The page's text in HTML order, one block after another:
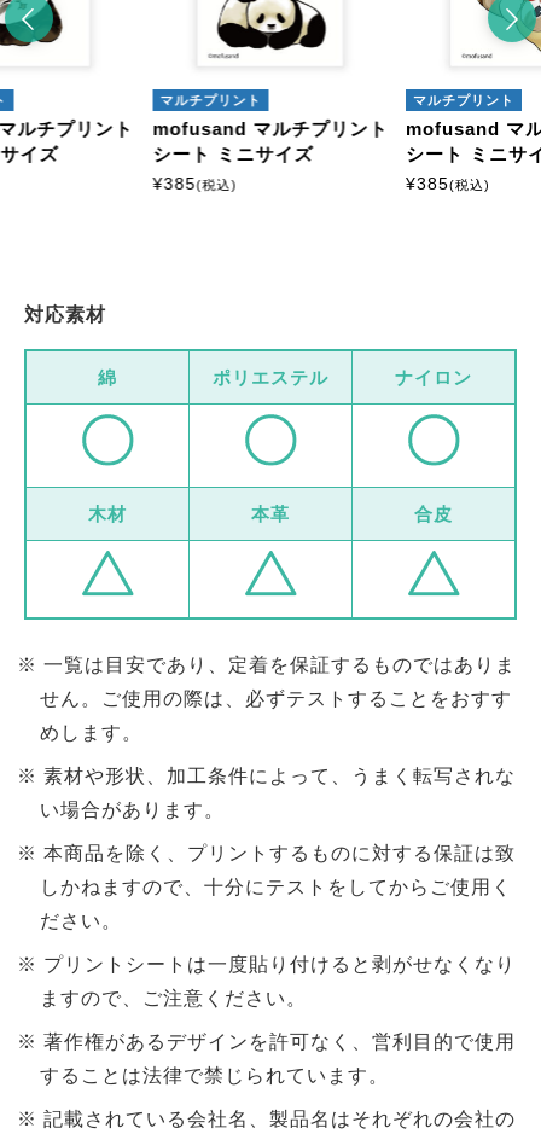
ルチプリント
イズ
マルチプリント
mofusand マルチプリント
シート ミニサイズ
¥385(税込)
マルチプリント
mofusand マ
シート ミニサ
¥385(税込)
対応素材
綿 ポリエステル ナイロン
木材 本革 合皮
一覧は目安であり、定着を保証するものではありま
せん。ご使用の際は、必ずテストすることをおすす
めします。
素材や形状、加工条件によって、うまく転写されな
い場合があります。
本商品を除く、プリントするものに対する保証は致
しかねますので、十分にテストをしてからご使用く
ださい。
プリントシートは一度貼り付けると剥がせなくなり
ますので、ご注意ください。
著作権があるデザインを許可なく、営利目的で使用
することは法律で禁じられています。
記載されている会社名、製品名はそれぞれの会社の